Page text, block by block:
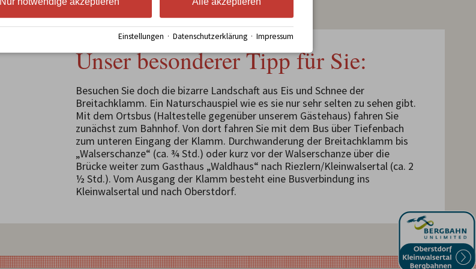
Unser besonderer Tipp für Sie:
Besuchen Sie doch die bizarre Landschaft aus Eis und Schnee der
Breitachklamm. Ein Naturschauspiel wie es sie nur sehr selten zu sehen gibt.
Mit dem Ortsbus (Haltestelle gegenüber unserem Gästehaus) fahren Sie
zunächst zum Bahnhof. Von dort fahren Sie mit dem Bus über Tiefenbach
zum unteren Eingang der Klamm. Durchwanderung der Breitachklamm bis
„Walserschanze“ (ca. ¾ Std.) oder kurz vor der Walserschanze über die
Brücke weiter zum Gasthaus „Waldhaus“ nach Riezlern/Kleinwalsertal (ca. 2
½ Std.). Vom Ausgang der Klamm besteht eine Busverbindung ins
Kleinwalsertal und nach Oberstdorf.
Einstellungen · Datenschutzerklärung · Impressum